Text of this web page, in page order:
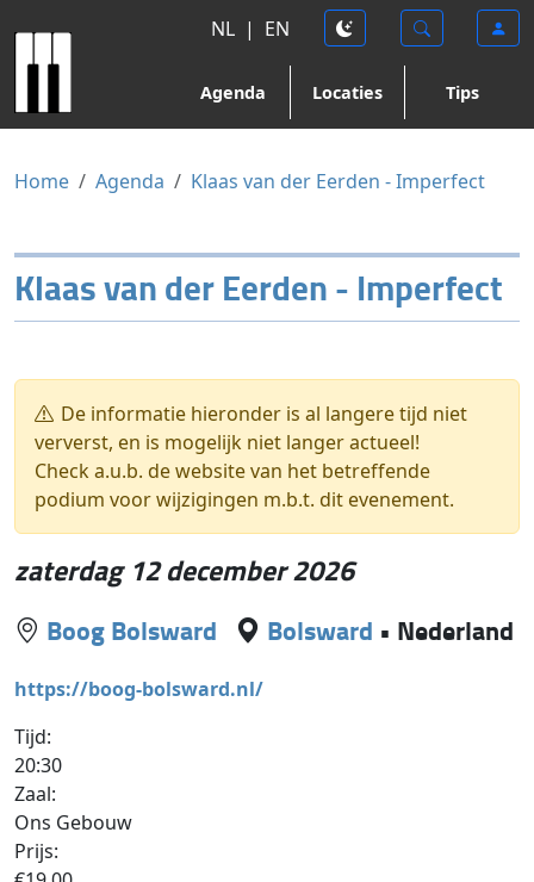
NL | EN
Agenda Locaties Tips
Home Agenda Klaas van der Eerden - Imperfect
Klaas van der Eerden - Imperfect
De informatie hieronder is al langere tijd niet
ververst, en is mogelijk niet langer actueel!
Check a.u.b. de website van het betreffende
podium voor wijzigingen m.b.t. dit evenement.
zaterdag 12 december 2026
Boog Bolsward Bolsward • Nederland
https://boog-bolsward.nl/
Tijd:
20:30
Zaal:
Ons Gebouw
Prijs: